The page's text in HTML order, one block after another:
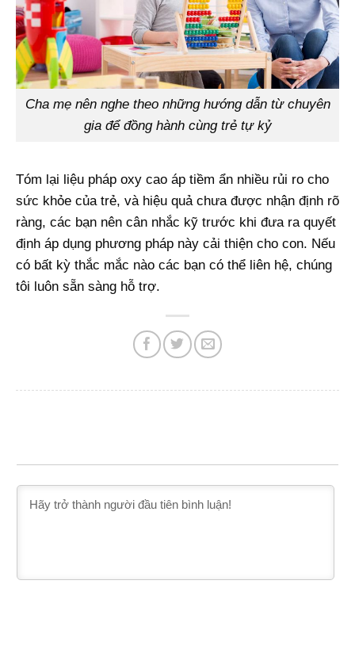
Cha mẹ nên nghe theo những hướng dẫn từ chuyên
gia để đồng hành cùng trẻ tự kỷ
Tóm lại liệu pháp oxy cao áp tiềm ẩn nhiều rủi ro cho
sức khỏe của trẻ, và hiệu quả chưa được nhận định rõ
ràng, các bạn nên cân nhắc kỹ trước khi đưa ra quyết
định áp dụng phương pháp này cải thiện cho con. Nếu
có bất kỳ thắc mắc nào các bạn có thể liên hệ, chúng
tôi luôn sẵn sàng hỗ trợ.